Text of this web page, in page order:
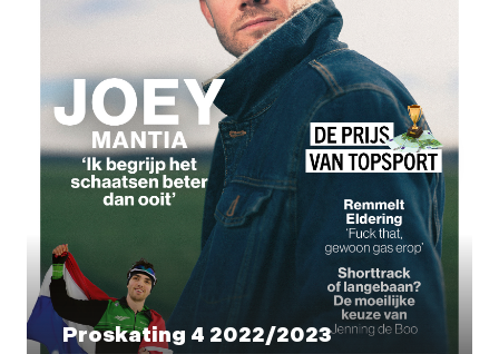
Proskating 4 2022/2023